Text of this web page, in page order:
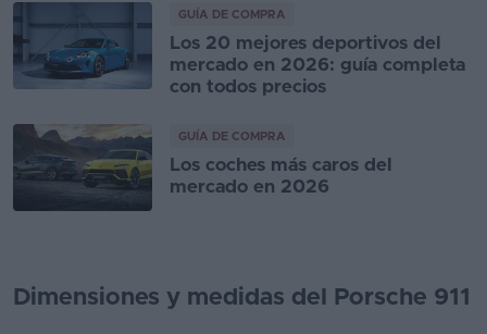
GUÍA DE COMPRA
Los 20 mejores deportivos del
mercado en 2026: guía completa
con todos precios
GUÍA DE COMPRA
Los coches más caros del
mercado en 2026
Dimensiones y medidas del Porsche 911